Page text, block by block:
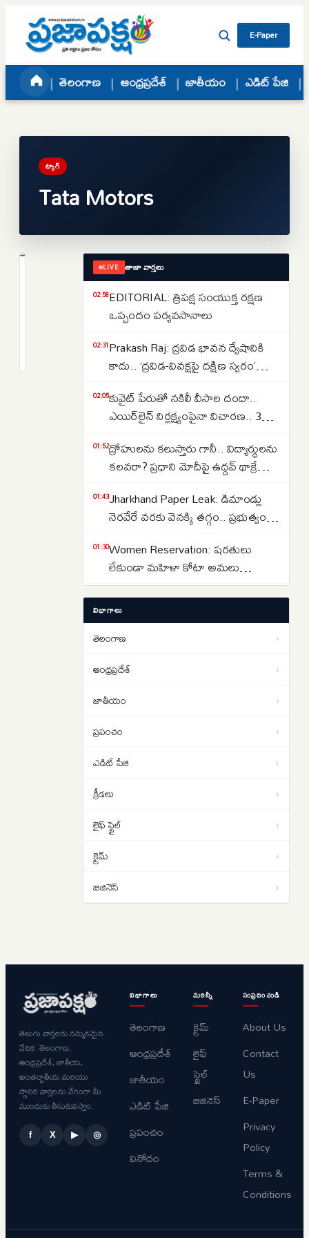
Skip to content
E-Paper
తెలంగాణ ఆంధ్రప్రదేశ్ జాతీయం ఎడిట్ పేజి
ట్యాగ్
Tata Motors
కొనుగోలుదారులకు
LIVE తాజా వార్తలు
02:58EDITORIAL: త్రిపక్ష సంయుక్త రక్షణ
ఒప్పందం పర్యవసానాలు
02:31Prakash Raj: ద్రవిడ భావన ద్వేషానికి
కాదు.. ‘ద్రవిడ-వివక్షపై దక్షిణ స్వరం’
02:05కువైట్ పేరుతో నకిలీ వీసాల దందా..
ఎయిర్‌లైన్ నిర్లక్ష్యంపైనా విచారణ.. 39
01:52ద్రోహులను కలుస్తారు గానీ.. విద్యార్థులను
కలవరా? ప్రధాని మోదీపై ఉద్ధవ్ థాక్రే
01:43Jharkhand Paper Leak: డిమాండ్లు
నెరవేరే వరకు వెనక్కి తగ్గం.. ప్రభుత్వంతో
01:30Women Reservation: షరతులు
లేకుండా మహిళా కోటా అమలు
చేయాలి.. రాహుల్ గాంధీ డిమాండ్
01:13Strait of Hormuz: హోర్ముజ్ జలసంధిని
తెరవాలంటే ఇరాన్‌తో ట్రంప్ రాజీ
పడాల్సిందే
ఇరాన్ యుద్ధం నుంచి బయటపడదాం..
ట్రంప్‌కు సెంట్కామ్ అధిపతి డాన్ కెయిన్
విభాగాలు
తెలంగాణ ›
ఆంధ్రప్రదేశ్ ›
జాతీయం ›
ప్రపంచం ›
ఎడిట్ పేజి ›
క్రీడలు ›
లైఫ్ స్టైల్ ›
క్రైమ్ ›
బిజినెస్ ›
తెలుగు వార్తలకు నమ్మకమైన
వేదిక. తెలంగాణ,
ఆంధ్రప్రదేశ్, జాతీయ,
అంతర్జాతీయ మరియు
స్థానిక వార్తలను వేగంగా మీ
ముందుకు తీసుకువస్తాం.
f X ▶ ◎
విభాగాలు
తెలంగాణ
ఆంధ్రప్రదేశ్
జాతీయం
ఎడిట్ పేజి
ప్రపంచం
వినోదం
మరిన్నీ
క్రైమ్
లైఫ్
స్టైల్
బిజినెస్
సంప్రదించండి
About Us
Contact
Us
E-Paper
Privacy
Policy
Terms &
Conditions